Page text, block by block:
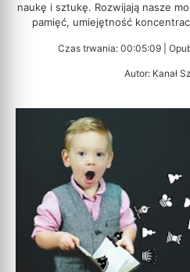
naukę i sztukę. Rozwijają nasze
pamięć, umiejętność
Czas trwania: 00:05:09 |
Autor: Kanał